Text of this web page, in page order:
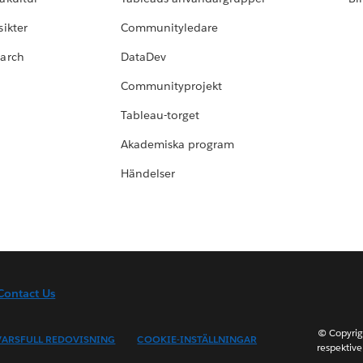
Communityledare
DataDev
Communityprojekt
Tableau-torget
Akademiska program
Händelser
Us
REDOVISNING
COOKIE-INSTÄLLNINGAR
©